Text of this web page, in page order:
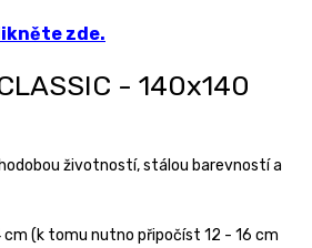
zde.
- 140x140
životností, stálou barevností a
(k tomu nutno připočíst 12 - 16 cm